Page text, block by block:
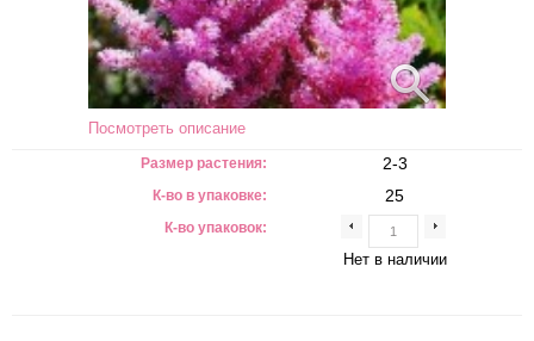
Посмотреть описание
Размер растения:
К-во в упаковке:
К-во упаковок:
2-3
25
Нет в наличии